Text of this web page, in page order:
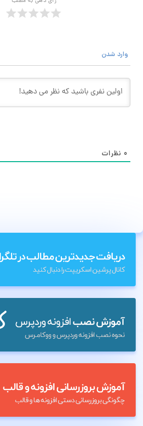
وارد شدن
۰ نظرات